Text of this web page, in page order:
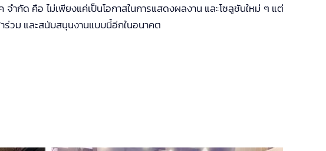
จำกัด คือ ไม่เพียงแค่เป็นโอกาสในการแสดงผลงาน และโซลูชันใหม่ ๆ แต่
าร่วม และสนับสนุนงานแบบนี้อีกในอนาคต